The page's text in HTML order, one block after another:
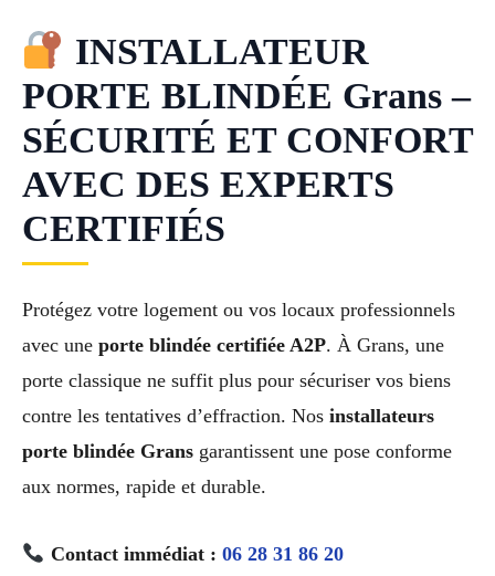
INSTALLATEUR
PORTE BLINDÉE Grans –
SÉCURITÉ ET CONFORT
AVEC DES EXPERTS
CERTIFIÉS
Protégez votre logement ou vos locaux professionnels
avec une porte blindée certifiée A2P. À Grans, une
porte classique ne suffit plus pour sécuriser vos biens
contre les tentatives d’effraction. Nos installateurs
porte blindée Grans garantissent une pose conforme
aux normes, rapide et durable.
Contact immédiat : 06 28 31 86 20